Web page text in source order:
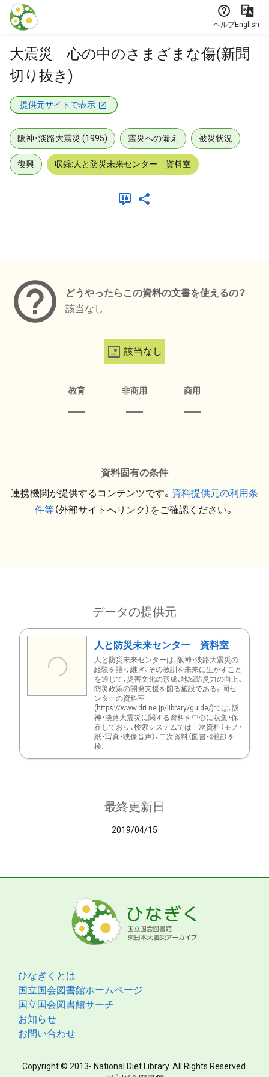
本文に飛ぶ
ヘルプEnglish
大震災 心の中のさまざまな傷(新聞
切り抜き)
提供元サイトで表示
阪神・淡路大震災 (1995) 震災への備え 被災状況
復興 収録:人と防災未来センター 資料室
どうやったらこの資料の文書を使えるの？
該当なし
該当なし
教育 非商用 商用
資料固有の条件
連携機関が提供するコンテンツです。 資料提供元の利用条
件等（外部サイトへリンク）をご確認ください。
データの提供元
人と防災未来センター 資料室
人と防災未来センターは、阪神・淡路大震災の
経験を語り継ぎ、その教訓を未来に生かすこと
を通じて、災害文化の形成、地域防災力の向上、
防災政策の開発支援を図る施設である。同セ
ンターの資料室
(https://www.dri.ne.jp/library/guide/)では、阪
神・淡路大震災に関する資料を中心に収集・保
存しており、検索システムでは一次資料（モノ・
紙・写真・映像音声）、二次資料（図書・雑誌）を
検...
最終更新日
2019/04/15
ひなぎくとは
国立国会図書館ホームページ
国立国会図書館サーチ
お知らせ
お問い合わせ
Copyright © 2013- National Diet Library. All Rights Reserved.